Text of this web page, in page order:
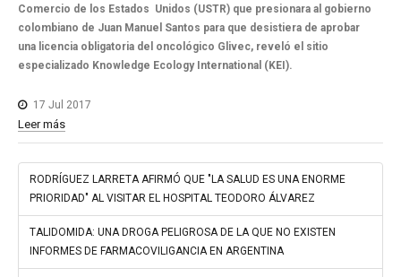
Comercio de los Estados Unidos (USTR) que presionara al gobierno
colombiano de Juan Manuel Santos para que desistiera de aprobar
una licencia obligatoria del oncológico Glivec, reveló el sitio
especializado Knowledge Ecology International (KEI).
17 Jul 2017
Leer más
RODRÍGUEZ LARRETA AFIRMÓ QUE "LA SALUD ES UNA ENORME
PRIORIDAD" AL VISITAR EL HOSPITAL TEODORO ÁLVAREZ
TALIDOMIDA: UNA DROGA PELIGROSA DE LA QUE NO EXISTEN
INFORMES DE FARMACOVILIGANCIA EN ARGENTINA